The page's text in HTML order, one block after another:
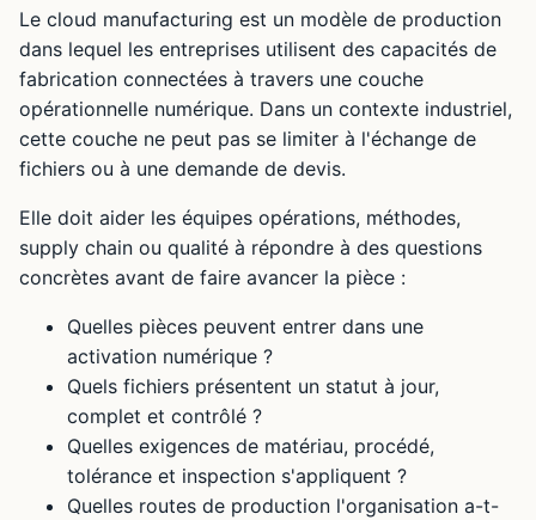
Le cloud manufacturing est un modèle de production
dans lequel les entreprises utilisent des capacités de
fabrication connectées à travers une couche
opérationnelle numérique. Dans un contexte industriel,
cette couche ne peut pas se limiter à l'échange de
fichiers ou à une demande de devis.
Elle doit aider les équipes opérations, méthodes,
supply chain ou qualité à répondre à des questions
concrètes avant de faire avancer la pièce :
Quelles pièces peuvent entrer dans une
activation numérique ?
Quels fichiers présentent un statut à jour,
complet et contrôlé ?
Quelles exigences de matériau, procédé,
tolérance et inspection s'appliquent ?
Quelles routes de production l'organisation a-t-